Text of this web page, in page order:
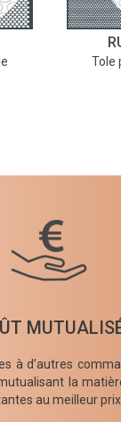
Tole
à d’autres
la
au meilleur prix